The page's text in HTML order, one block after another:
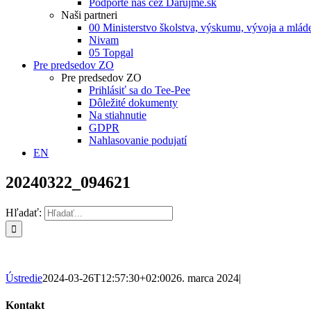
Podporte nás cez Darujme.sk
Naši partneri
00 Ministerstvo školstva, výskumu, vývoja a
Nivam
05 Topgal
Pre predsedov ZO
Pre predsedov ZO
Prihlásiť sa do Tee-Pee
Dôležité dokumenty
Na stiahnutie
GDPR
Nahlasovanie podujatí
EN
20240322_094621
Hľadať:
Ústredie2024-03-26T12:57:30+02:0026. marca 2024|
Kontakt